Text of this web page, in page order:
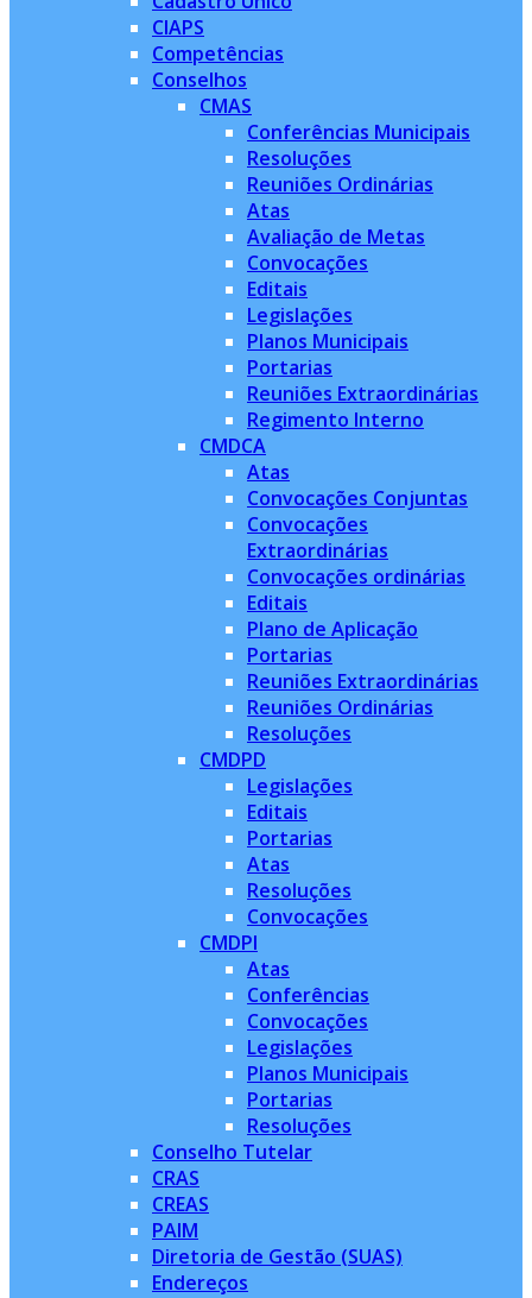
CIAPS
Competências
Conselhos
CMAS
Conferências Municipais
Resoluções
Reuniões Ordinárias
Atas
Avaliação de Metas
Convocações
Editais
Legislações
Planos Municipais
Portarias
Reuniões Extraordinárias
Regimento Interno
CMDCA
Atas
Convocações Conjuntas
Convocações
Extraordinárias
Convocações ordinárias
Editais
Plano de Aplicação
Portarias
Reuniões Extraordinárias
Reuniões Ordinárias
Resoluções
CMDPD
Legislações
Editais
Portarias
Atas
Resoluções
Convocações
CMDPI
Atas
Conferências
Convocações
Legislações
Planos Municipais
Portarias
Resoluções
Conselho Tutelar
CRAS
CREAS
PAIM
Diretoria de Gestão (SUAS)
Endereços